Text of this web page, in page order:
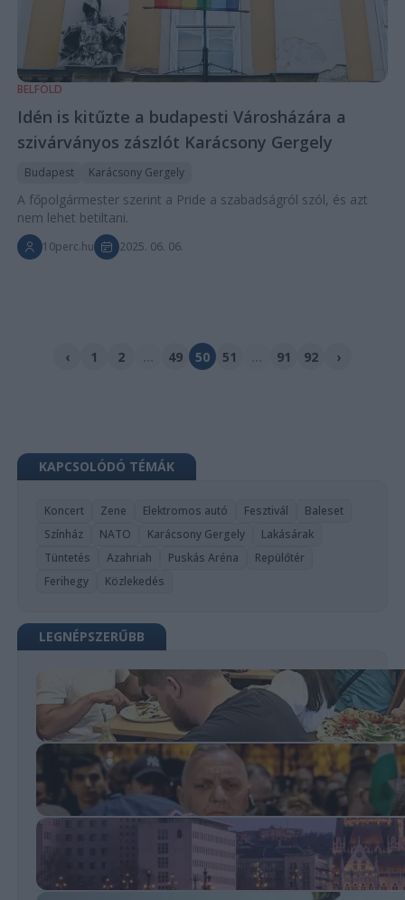
BELFÖLD
Idén is kitűzte a budapesti Városházára a
szivárványos zászlót Karácsony Gergely
Budapest Karácsony Gergely
A főpolgármester szerint a Pride a szabadságról szól, és azt
nem lehet betiltani.
10perc.hu 2025. 06. 06.
‹ 1 2 49 50 51 91 92 ›
KAPCSOLÓDÓ TÉMÁK
Koncert Zene Elektromos autó Fesztivál
Baleset
Színház
NATO Karácsony Gergely
Lakásárak
Tüntetés
Azahriah Puskás Aréna
Repülőtér
Ferihegy
Közlekedés
LEGNÉPSZERŰBB